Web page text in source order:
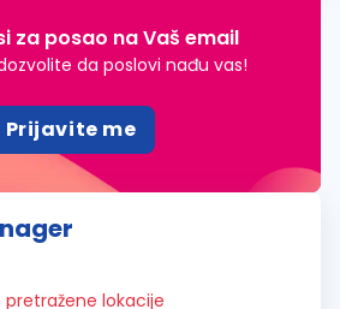
za posao na Vaš email
da poslovi nađu vas!
Prijavite me
pretražene lokacije